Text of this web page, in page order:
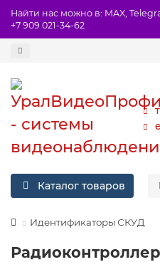
Найти нас можно в: MAX,
+7 909 021-34-62
Каталог товаров
Идентификаторы СКУД